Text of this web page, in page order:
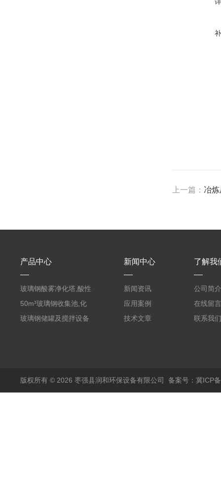
上一篇： 冶
产品中心
玻璃钢酸雾净化塔,酸性
废气洗涤塔处理工艺
50m³玻璃钢收集池,化
粪罐
玻璃钢储罐及搅拌设备
新闻中心
新闻资讯
应用案例
技术文章
了解我
公司简介
在线留言
联系我们
版权所有 © 2026 枣强县润和环保设备有限公司 备案号：冀ICP